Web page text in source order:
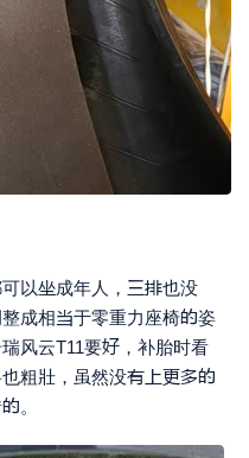
以成年人， 也没
成相于零重力座椅姿
风云T11要 ，补胎时看
粗壯， 虽然没 
。